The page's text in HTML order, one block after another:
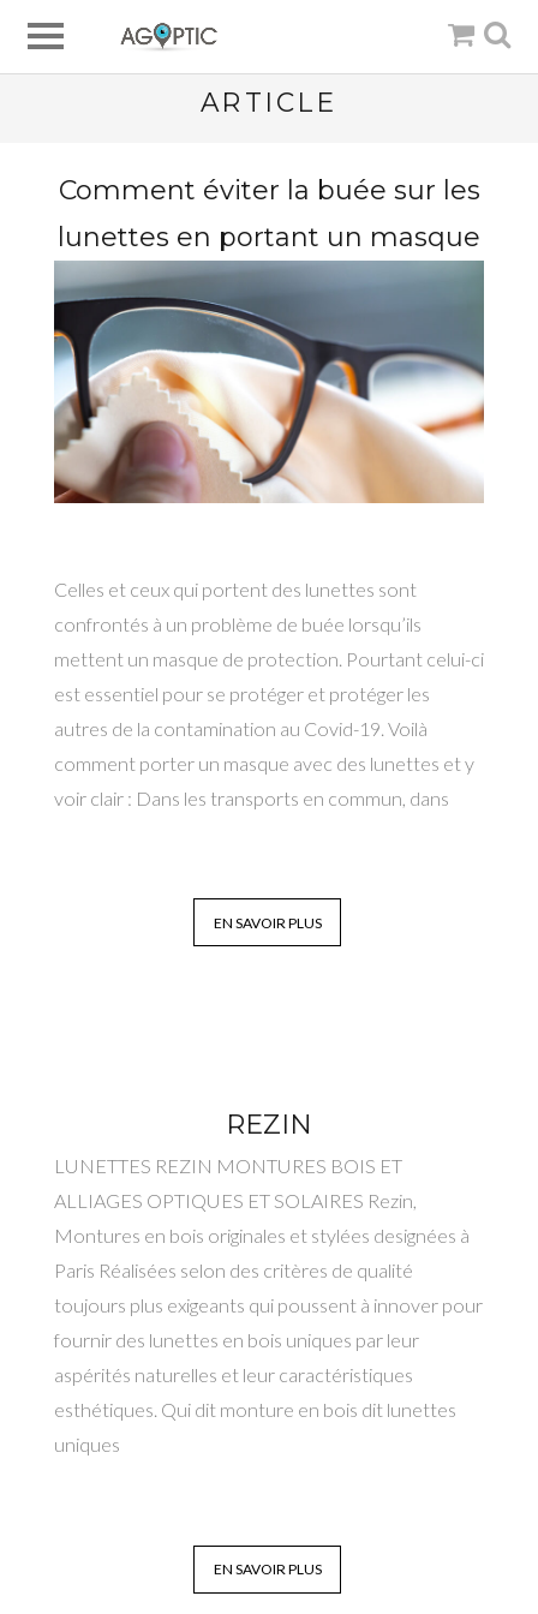
ARTICLE
Comment éviter la buée sur les
lunettes en portant un masque
Celles et ceux qui portent des lunettes sont
confrontés à un problème de buée lorsqu’ils
mettent un masque de protection. Pourtant celui-ci
est essentiel pour se protéger et protéger les
autres de la contamination au Covid-19. Voilà
comment porter un masque avec des lunettes et y
voir clair : Dans les transports en commun, dans
EN SAVOIR PLUS
REZIN
LUNETTES REZIN MONTURES BOIS ET
ALLIAGES OPTIQUES ET SOLAIRES Rezin,
Montures en bois originales et stylées designées à
Paris Réalisées selon des critères de qualité
toujours plus exigeants qui poussent à innover pour
fournir des lunettes en bois uniques par leur
aspérités naturelles et leur caractéristiques
esthétiques. Qui dit monture en bois dit lunettes
uniques
EN SAVOIR PLUS